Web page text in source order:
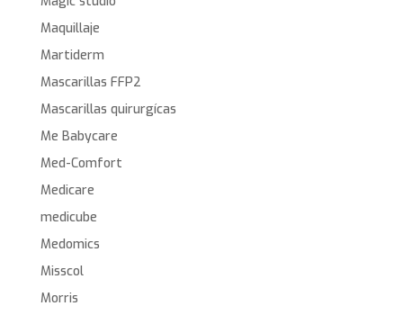
Maquillaje
Martiderm
Mascarillas FFP2
Mascarillas quirurgícas
Me Babycare
Med-Comfort
Medicare
medicube
Medomics
Misscol
Morris